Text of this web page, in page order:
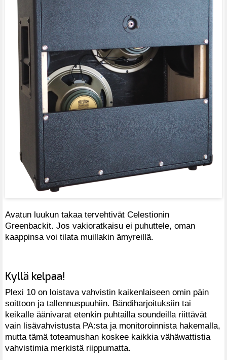
Avatun luukun takaa tervehtivät Celestionin
Greenbackit. Jos vakioratkaisu ei puhuttele, oman
kaappinsa voi tilata muillakin ämyreillä.
Kyllä kelpaa!
Plexi 10 on loistava vahvistin kaikenlaiseen omin päin
soittoon ja tallennuspuuhiin. Bändiharjoituksiin tai
keikalle äänivarat etenkin puhtailla soundeilla riittävät
vain lisävahvistusta PA:sta ja monitoroinnista hakemalla,
mutta tämä toteamushan koskee kaikkia vähäwattistia
vahvistimia merkistä riippumatta.